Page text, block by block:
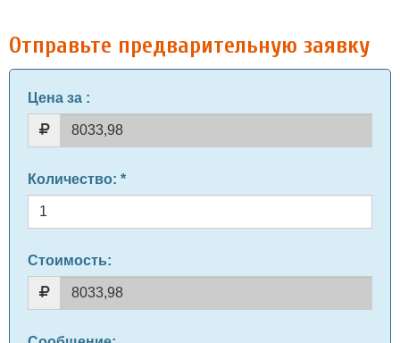
Отправьте предварительную заявку
Цена за :
Количество: *
Стоимость: